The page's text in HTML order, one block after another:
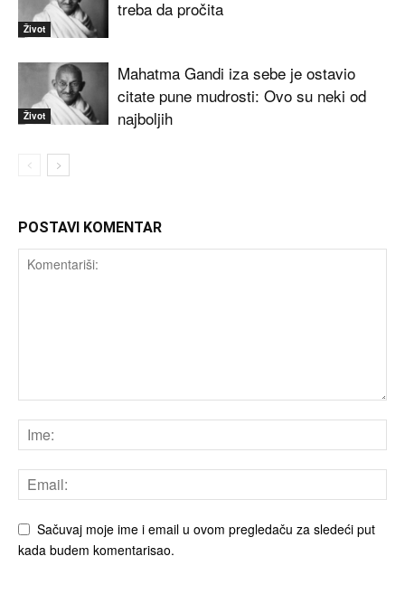
Život
treba da pročita
Život
Mahatma Gandi iza sebe je ostavio
citate pune mudrosti: Ovo su neki od
najboljih
POSTAVI KOMENTAR
Sačuvaj moje ime i email u ovom pregledaču za sledeći put
kada budem komentarisao.